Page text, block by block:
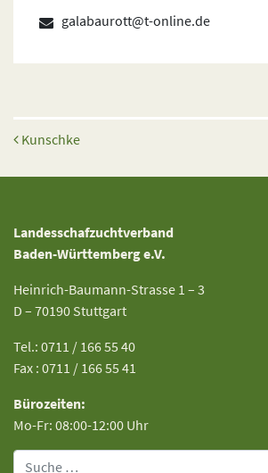
galabaurott@t-online.de
Beitrags-Navigation
Kunschke
Landesschafzuchtverband
Baden-Württemberg e.V.
Heinrich-Baumann-Strasse 1 – 3
D – 70190 Stuttgart
Tel.: 0711 / 166 55 40
Fax : 0711 / 166 55 41
Bürozeiten:
Mo-Fr: 08:00-12:00 Uhr
Suche